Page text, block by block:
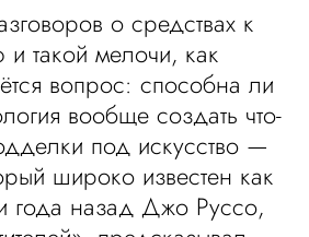
о средствах к
такой мелочи, как
вопрос: способна ли
вообще создать что-
под искусство —
широко известен как
года назад Джо Руссо,